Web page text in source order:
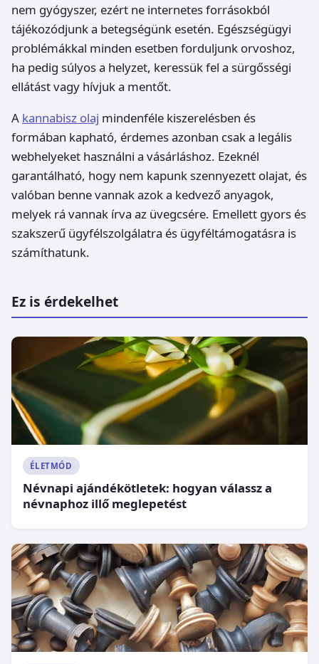
nem gyógyszer, ezért ne internetes forrásokból
tájékozódjunk a betegségünk esetén. Egészségügyi
problémákkal minden esetben forduljunk orvoshoz,
ha pedig súlyos a helyzet, keressük fel a sürgősségi
ellátást vagy hívjuk a mentőt.
A kannabisz olaj mindenféle kiszerelésben és
formában kapható, érdemes azonban csak a legális
webhelyeket használni a vásárláshoz. Ezeknél
garantálható, hogy nem kapunk szennyezett olajat, és
valóban benne vannak azok a kedvező anyagok,
melyek rá vannak írva az üvegcsére. Emellett gyors és
szakszerű ügyfélszolgálatra és ügyféltámogatásra is
számíthatunk.
Ez is érdekelhet
ÉLETMÓD
Névnapi ajándékötletek: hogyan válassz a
névnaphoz illő meglepetést